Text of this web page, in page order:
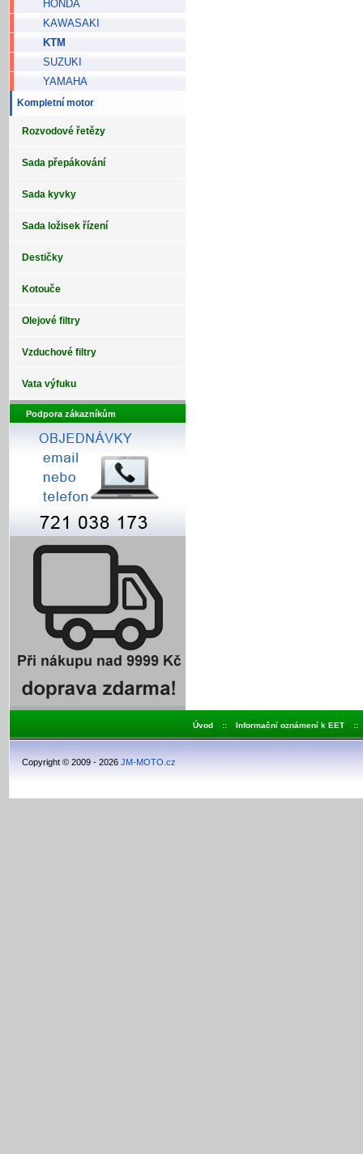
HONDA
KAWASAKI
KTM
SUZUKI
YAMAHA
Kompletní motor
Rozvodové řetězy
Sada přepákování
Sada kyvky
Sada ložisek řízení
Destičky
Kotouče
Olejové filtry
Vzduchové filtry
Vata výfuku
Podpora zákazníkům
Úvod :: Informační oznámení k EET ::
Copyright © 2009 - 2026 JM-MOTO.cz